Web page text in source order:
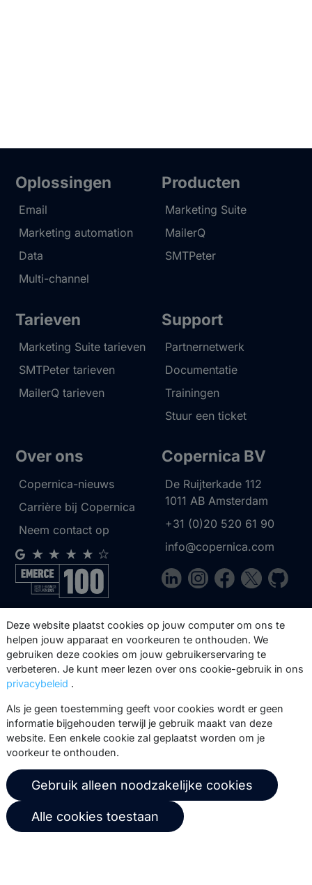
Oplossingen
Email
Marketing automation
Data
Multi-channel
Producten
Marketing Suite
MailerQ
SMTPeter
Tarieven
Marketing Suite tarieven
SMTPeter tarieven
MailerQ tarieven
Support
Partnernetwerk
Documentatie
Trainingen
Stuur een ticket
Over ons
Copernica-nieuws
Carrière bij Copernica
Neem contact op
Copernica BV
De Ruijterkade 112
1011 AB Amsterdam
+31 (0)20 520 61 90
info@copernica.com
Via onze nieuwsbrief blijf je op de
hoogte van onze product updates,
events, webinars, best practices en
whitepapers.
Abonneer
© 2026 Copernica B.V.
Algemene voorwaarden
Privacybeleid
Gebruikersovereenkomst
Deze website plaatst cookies op jouw computer om ons te
helpen jouw apparaat en voorkeuren te onthouden. We
gebruiken deze cookies om jouw gebruikerservaring te
verbeteren. Je kunt meer lezen over ons cookie-gebruik in ons
privacybeleid .
Als je geen toestemming geeft voor cookies wordt er geen
informatie bijgehouden terwijl je gebruik maakt van deze
website. Een enkele cookie zal geplaatst worden om je
voorkeur te onthouden.
Gebruik alleen noodzakelijke cookies
Alle cookies toestaan